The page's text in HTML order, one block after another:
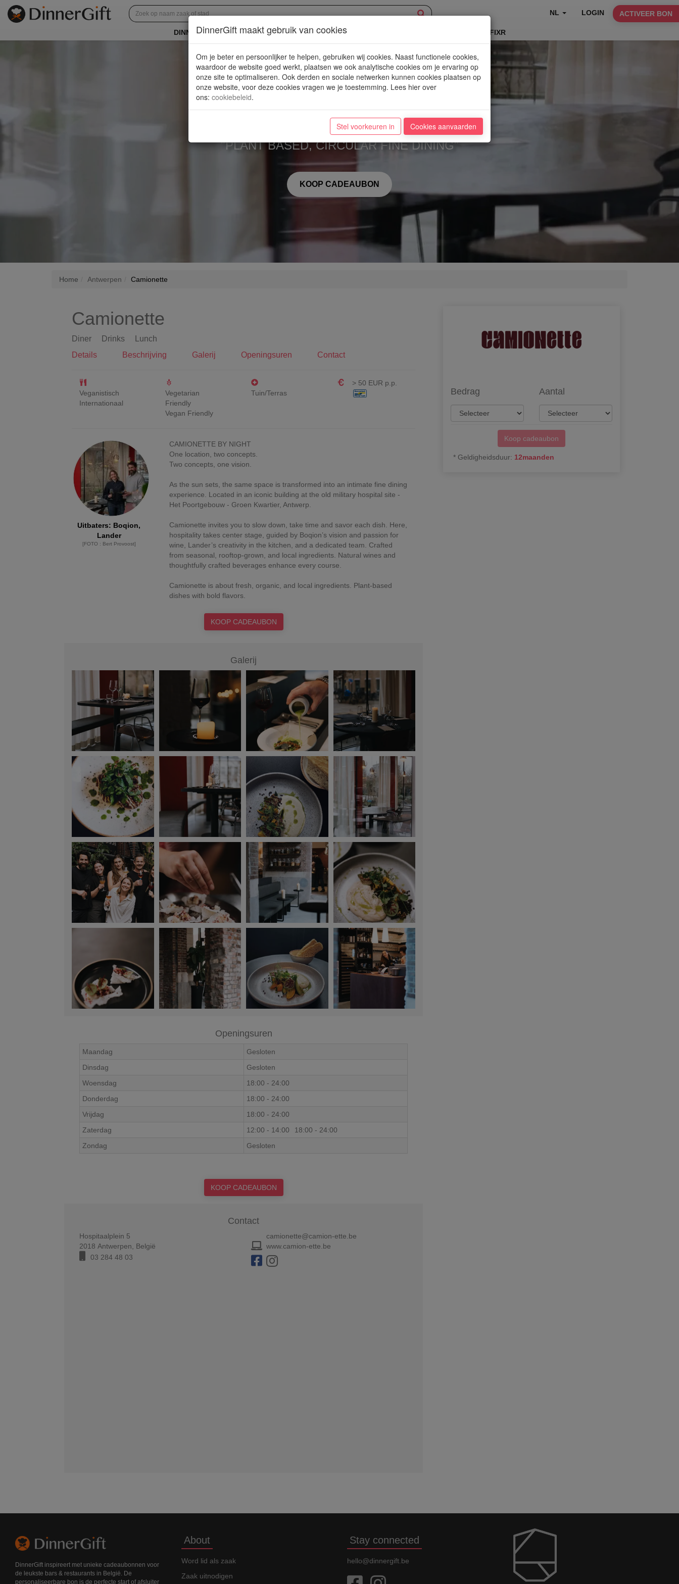
NL LOGIN ACTIVEER BON
DINNERGIFT EXPERIENCE AANBOD NIEUWE PLEKJES TABLEFIXR
Camionette
"PLANT BASED, CIRCULAR FINE DINING"
KOOP CADEAUBON
Home Antwerpen Camionette
Camionette
Diner Drinks
Lunch
Details
Beschrijving Galerij Openingsuren Contact
Veganistisch
Internationaal
Vegetarian
Friendly
Vegan Friendly
Tuin/Terras
> 50 EUR p.p.
Uitbaters: Boqion,
Lander
[FOTO : Bert Provoost]
CAMIONETTE BY NIGHT
One location, two concepts.
Two concepts, one vision.
As the sun sets, the same space is transformed into an intimate fine dining
experience. Located in an iconic building at the old military hospital site -
Het Poortgebouw - Groen Kwartier, Antwerp.
Camionette invites you to slow down, take time and savor each dish. Here,
hospitality takes center stage, guided by Boqion’s vision and passion for
wine, Lander’s creativity in the kitchen, and a dedicated team. Crafted
from seasonal, rooftop-grown, and local ingredients. Natural wines and
thoughtfully crafted beverages enhance every course.
Camionette is about fresh, organic, and local ingredients. Plant-based
KOOP CADEAUBON
Galerij
Openingsuren
Maandag
Gesloten
Dinsdag
Gesloten
Woensdag
18:00 - 24:00
Donderdag
18:00 - 24:00
Vrijdag
18:00 - 24:00
Zaterdag
12:00 - 14:00 18:00 - 24:00
Zondag
Gesloten
KOOP CADEAUBON
Contact
Hospitaalplein 5
2018 Antwerpen
België
03 284 48 03
camionette@camion-ette.be
www.camion-ette.be
Bedrag Aantal
Koop cadeaubon
* Geldigheidsduur: 12maanden
DinnerGift inspireert met unieke cadeaubonnen voor
de leukste bars & restaurants in België. De
personaliseerbare bon is de perfecte start of afsluiter
About
Word lid als zaak
Zaak uitnodigen
Stay connected
hello@dinnergift.be
DinnerGift maakt gebruik van cookies
Om je beter en persoonlijker te helpen, gebruiken wij cookies. Naast functionele cookies,
waardoor de website goed werkt, plaatsen we ook analytische cookies om je ervaring op
onze site te optimaliseren. Ook derden en sociale netwerken kunnen cookies plaatsen op
onze website, voor deze cookies vragen we je toestemming. Lees hier over
ons: cookiebeleid.
Stel voorkeuren in Cookies aanvaarden